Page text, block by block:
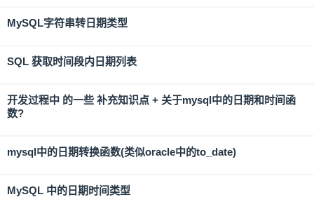
MySQL字符串转日期类型
SQL 获取时间段内日期列表
开发过程中 的一些 补充知识点 + 关于mysql中的日期和时间函
数?
mysql中的日期转换函数(类似oracle中的to_date)
MySQL 中的日期时间类型